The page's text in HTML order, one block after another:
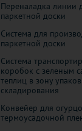
Переналадка линии
паркетной доски
Система для
паркетной доски
Система
коробок с зеленым
теплиц в зону
складирования
Конвейер для
термоусадочной